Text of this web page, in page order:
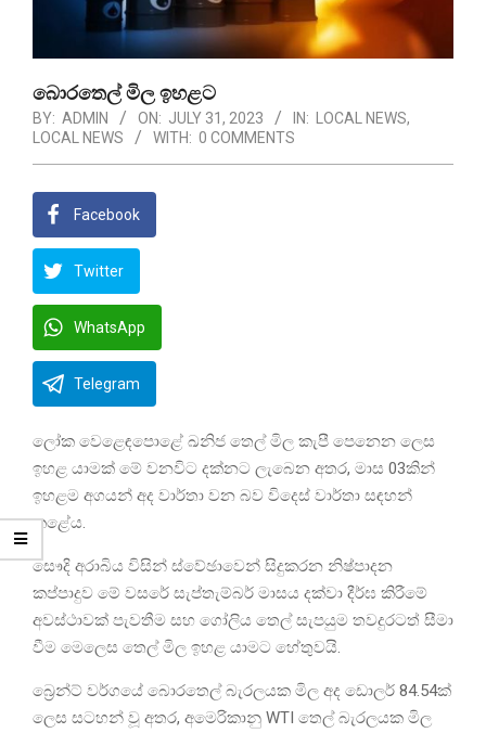
බොරතෙල් මිල ඉහළට
BY: ADMIN ON: JULY 31, 2023 IN: LOCAL NEWS,
LOCAL NEWS
WITH: 0 COMMENTS
Facebook
Twitter
WhatsApp
Telegram
ලෝක වෙළෙඳපොළේ ඛනිජ තෙල් මිල කැපී පෙනෙන ලෙස
ඉහළ යාමක් මේ වනවිට දක්නට ලැබෙන අතර, මාස 03කින්
ඉහළම අගයන් අද වාර්තා වන බව විදෙස් වාර්තා සඳහන්
කළේය.
සෞදි අරාබිය විසින් ස්වේඡාවෙන් සිදුකරන නිෂ්පාදන
කප්පාදුව මේ වසරේ සැප්තැම්බර් මාසය දක්වා දීර්ඝ කිරීමේ
අවස්ථාවක් පැවතීම සහ ගෝලිය තෙල් සැපයුම තවදුරටත් සීමා
වීම මෙලෙස තෙල් මිල ඉහළ යාමට හේතුවයි.
බ්‍රෙන්ට් වර්ගයේ බොරතෙල් බැරලයක මිල අද ඩොලර් 84.54ක්
ලෙස සටහන් වූ අතර, අමෙරිකානු WTI තෙල් බැරලයක මිල